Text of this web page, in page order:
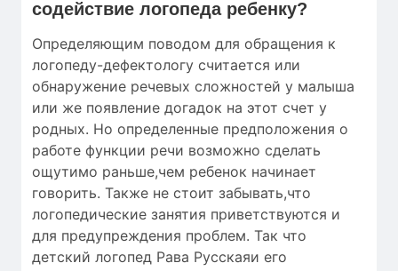
содействие логопеда ребенку?
Определяющим поводом для обращения к
логопеду-дефектологу считается или
обнаружение речевых сложностей у малыша
или же появление догадок на этот счет у
родных. Но определенные предположения о
работе функции речи возможно сделать
ощутимо раньше,чем ребенок начинает
говорить. Также не стоит забывать,что
логопедические занятия приветствуются и
для предупреждения проблем. Так что
детский логопед Рава Русскаяи его